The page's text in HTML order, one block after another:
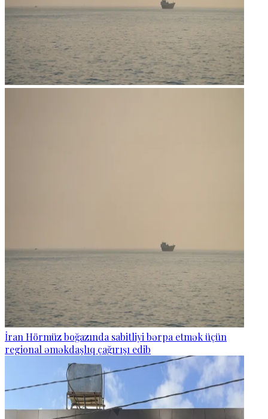
İran Hörmüz boğazında sabitliyi bərpa etmək üçün
regional əməkdaşlıq çağırışı edib